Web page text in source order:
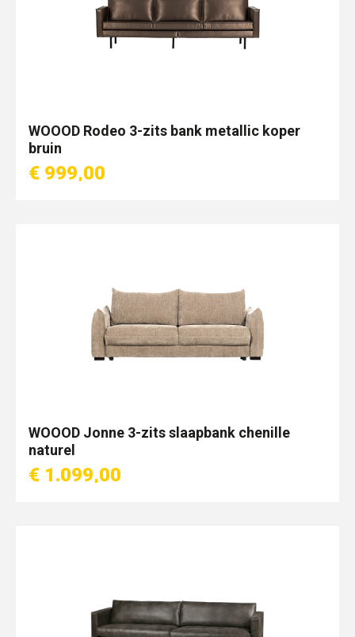
WOOOD Rodeo 3-zits bank metallic koper
bruin
€ 999,00
WOOOD Jonne 3-zits slaapbank chenille
naturel
€ 1.099,00